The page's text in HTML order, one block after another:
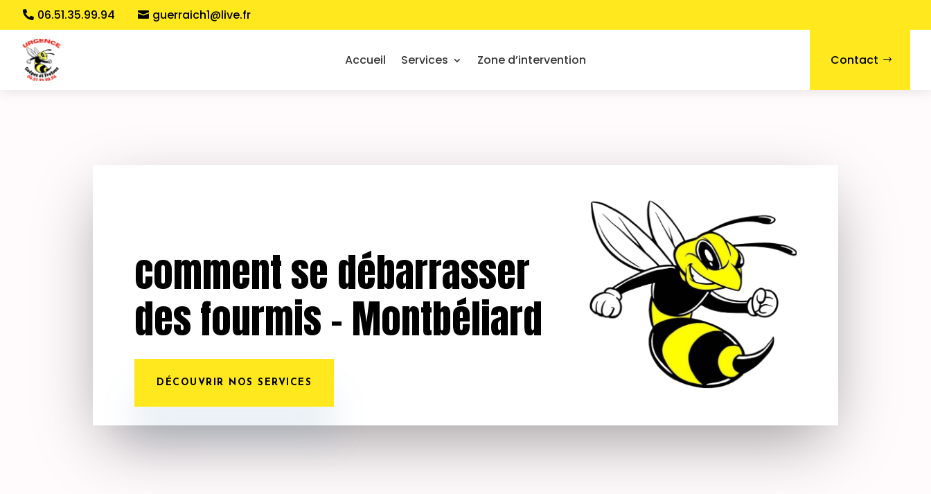
06.51.35.99.94 guerraich1@live.fr
Accueil Services Zone d’intervention Contact
comment se débarrasser
des fourmis – Montbéliard
DÉCOUVRIR NOS SERVICES